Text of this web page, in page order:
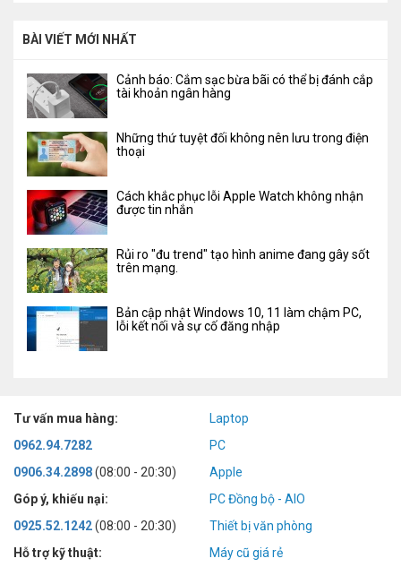
BÀI VIẾT MỚI NHẤT
Cảnh báo: Cắm sạc bừa bãi có thể bị đánh cắp
tài khoản ngân hàng
Những thứ tuyệt đối không nên lưu trong điện
thoại
Cách khắc phục lỗi Apple Watch không nhận
được tin nhắn
Rủi ro "đu trend" tạo hình anime đang gây sốt
trên mạng.
Bản cập nhật Windows 10, 11 làm chậm PC,
lỗi kết nối và sự cố đăng nhập
Tư vấn mua hàng:
0962.94.7282
0906.34.2898(08:00 - 20:30)
Góp ý, khiếu nại:
0925.52.1242(08:00 - 20:30)
Hỗ trợ kỹ thuật:
Laptop
PC
Apple
PC Đồng bộ - AIO
Thiết bị văn phòng
Máy cũ giá rẻ